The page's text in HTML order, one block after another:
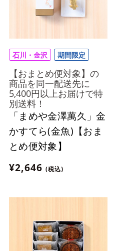
石川・金沢 期間限定
【おまとめ便対象】の
商品を同一配送先に
5,400円以上お届けで特
別送料！
「まめや金澤萬久」金
かすてら(金魚)【おま
とめ便対象】
¥2,646 (税込)